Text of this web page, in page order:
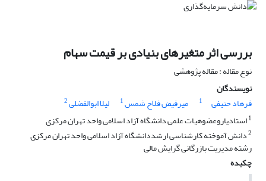
بررسی اثر متغیرهای بنیادی بر قیمت سهام
نوع مقاله : مقاله پژوهشی
نویسندگان
فرهاد حنیفی
1 میرفیض فلاح شمس1 لیلا ابوالفضلی2
1استادیاروعضوهیات علمی دانشگاه آزاد اسلامی واحد تهران مرکزی
2دانش آموخته کارشناسی ارشددانشگاه آزاد اسلامی واحد تهران مرکزی
رشته مدیریت بازرگانی گرایش مالی
چکیده